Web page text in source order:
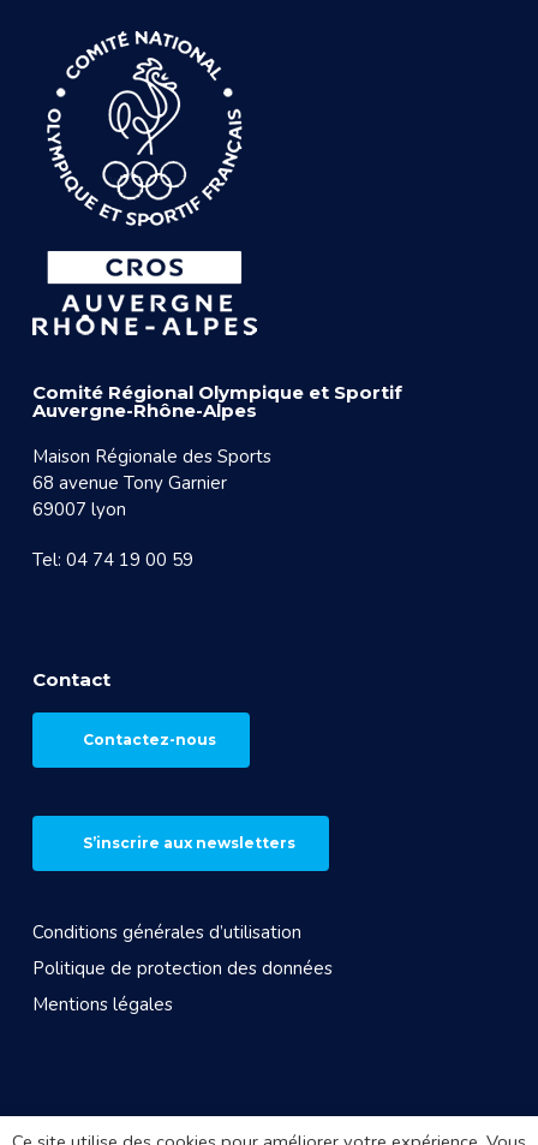
Comité Régional Olympique et Sportif
Auvergne-Rhône-Alpes
Maison Régionale des Sports
68 avenue Tony Garnier
69007 lyon
Tel: 04 74 19 00 59
Contact
Contactez-nous
S’inscrire aux newsletters
Conditions générales d’utilisation
Politique de protection des données
Mentions légales
© 2026 CROS Auvergne Rhône-Alpes. Site réalisé par